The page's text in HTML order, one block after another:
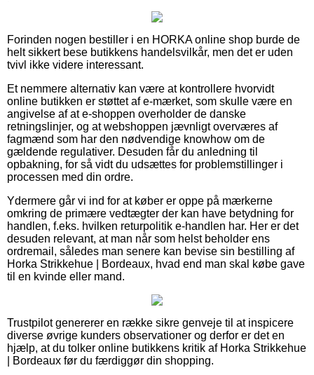
Forinden nogen bestiller i en HORKA online shop burde de
helt sikkert bese butikkens handelsvilkår, men det er uden
tvivl ikke videre interessant.
Et nemmere alternativ kan være at kontrollere hvorvidt
online butikken er støttet af e-mærket, som skulle være en
angivelse af at e-shoppen overholder de danske
retningslinjer, og at webshoppen jævnligt overværes af
fagmænd som har den nødvendige knowhow om de
gældende regulativer. Desuden får du anledning til
opbakning, for så vidt du udsættes for problemstillinger i
processen med din ordre.
Ydermere går vi ind for at køber er oppe på mærkerne
omkring de primære vedtægter der kan have betydning for
handlen, f.eks. hvilken returpolitik e-handlen har. Her er det
desuden relevant, at man når som helst beholder ens
ordremail, således man senere kan bevise sin bestilling af
Horka Strikkehue | Bordeaux, hvad end man skal købe gave
til en kvinde eller mand.
Trustpilot genererer en række sikre genveje til at inspicere
diverse øvrige kunders observationer og derfor er det en
hjælp, at du tolker online butikkens kritik af Horka Strikkehue
| Bordeaux før du færdiggør din shopping.